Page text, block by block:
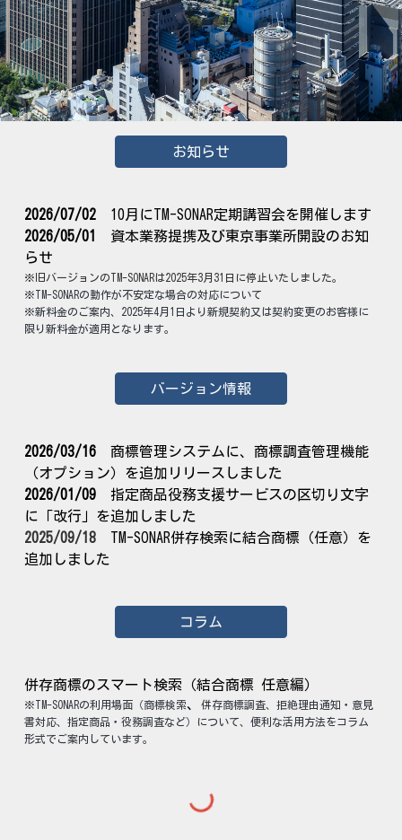
お知らせ
2026/07/02 10月にTM-SONAR定期講習会を開催します
2026/05/01
資本業務提携及び東京事業所開設のお知
らせ
※旧 バージョンのTM-SONARは2025年3月31日に停止いたしま した。
※TM-SONARの動作が不安定な場合の対応について
※新料金のご案内、2025年4月1日より新規契約又は契約変更のお客様に
限り新料金が適用となります。
バージョン情報
2026/03/16 商標管理システムに、商標調査管理機能
（オプション）を追加リリース しました
2026/01 /09
指定商品役務支援サービスの区切り文字
に「改行」を追加しました
2025/09/18
TM-SONAR併存検索に結合商標（任意）を
追加しました
コラム
併存商標のスマート検索（結合商標 任意編）
※TM-SONARの利用場面（商標検索、併存商標調査、拒絶理由通知・意見
書対応、指定商品・役務調査など）について、便利な活用方法をコラム
形式でご案内しています。